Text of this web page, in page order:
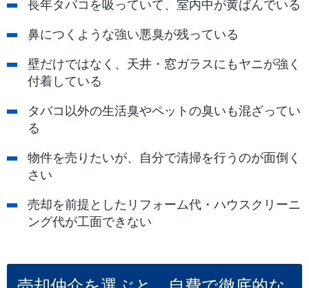
長年タバコを吸っていて、室内中が黄ばんでいる
鼻につくような強い悪臭が残っている
壁だけではなく、天井・窓ガラスにもヤニが強く
付着している
タバコ以外の生活臭やペットの臭いも混ざってい
る
物件を売りたいが、自分で清掃を行うのが面倒く
さい
売却を前提としたリフォーム代・ハウスクリーニ
ング代が工面できない